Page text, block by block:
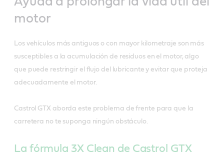
motor
Los vehículos más antiguos o con mayor kilometraje son más
susceptibles a la acumulación de residuos en el motor, algo
que puede restringir el flujo del lubricante y evitar que proteja
adecuadamente el motor.
Castrol GTX aborda este problema de frente para que la
carretera no te suponga ningún obstáculo.
La fórmula 3X Clean de Castrol GTX